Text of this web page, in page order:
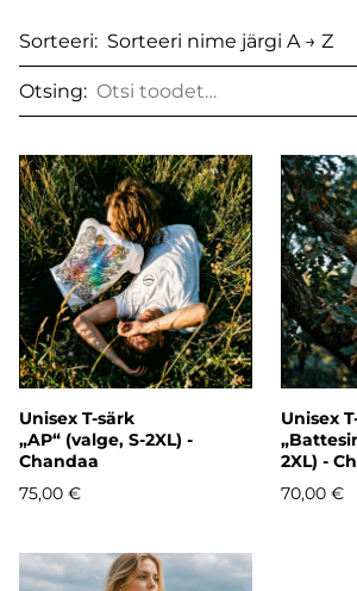
Sorteeri:
Otsing:
Unisex T-särk
„AP“ (valge, S-2XL) -
Chandaa
75,00 €
Unisex
2XL) -
70,00 €